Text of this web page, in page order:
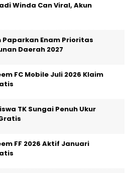
Winda Can Viral, Akun
Paparkan Enam Prioritas
Daerah 2027
FC Mobile Juli 2026 Klaim
TK Sungai Penuh Ukur
FF 2026 Aktif Januari